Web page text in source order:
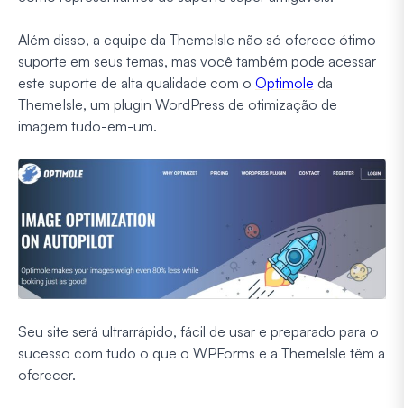
Além disso, a equipe da ThemeIsle não só oferece ótimo
suporte em seus temas, mas você também pode acessar
este suporte de alta qualidade com o Optimole da
ThemeIsle, um plugin WordPress de otimização de
imagem tudo-em-um.
Seu site será ultrarrápido, fácil de usar e preparado para o
sucesso com tudo o que o WPForms e a ThemeIsle têm a
oferecer.